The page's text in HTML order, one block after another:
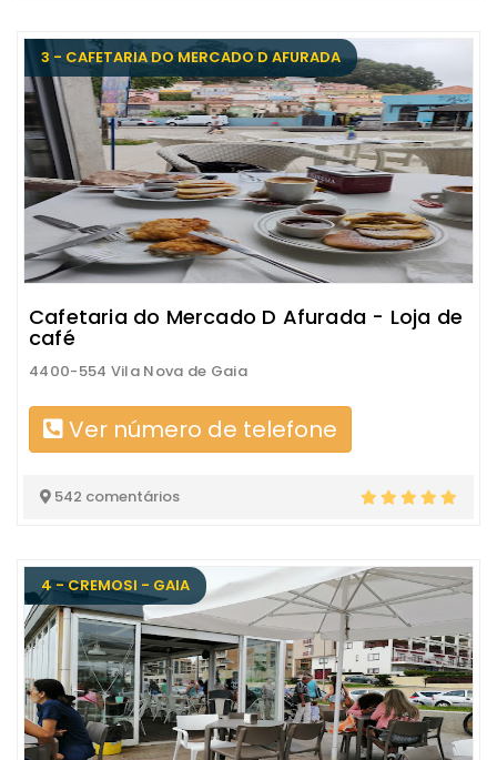
3 - CAFETARIA DO MERCADO D AFURADA
Cafetaria do Mercado D Afurada - Loja de
café
4400-554 Vila Nova de Gaia
Ver número de telefone
542 comentários
4 - CREMOSI - GAIA